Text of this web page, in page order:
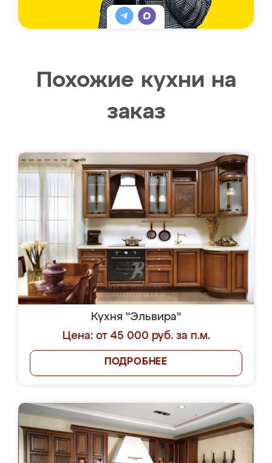
Похожие кухни на
заказ
Кухня "Эльвира"
Цена: от 45 000 руб. за п.м.
ПОДРОБНЕЕ